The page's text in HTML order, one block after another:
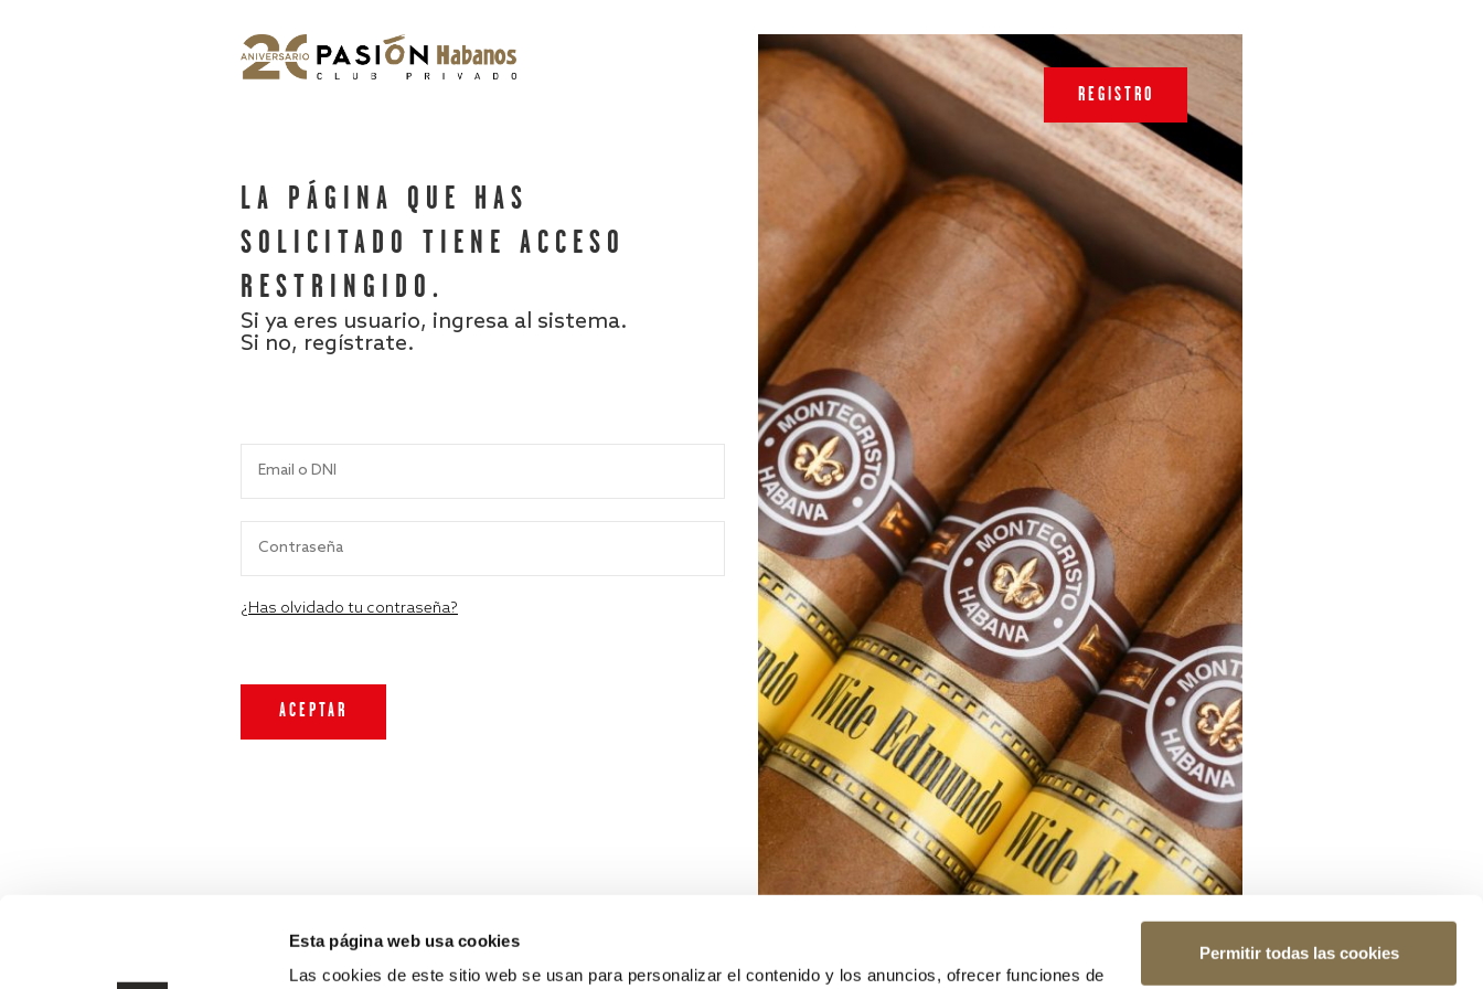
Esta página web usa cookies
Las cookies de este sitio web se usan para personalizar el contenido y los anuncios, ofrecer funciones de
Permitir todas las cookies
LA PÁGINA QUE HAS
SOLICITADO TIENE ACCESO
RESTRINGIDO.
Si ya eres usuario, ingresa al sistema.
Si no, regístrate.
¿Has olvidado tu contraseña?
REGISTRO